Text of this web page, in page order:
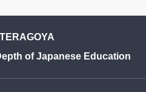
TERAGOYA
of Japanese Education